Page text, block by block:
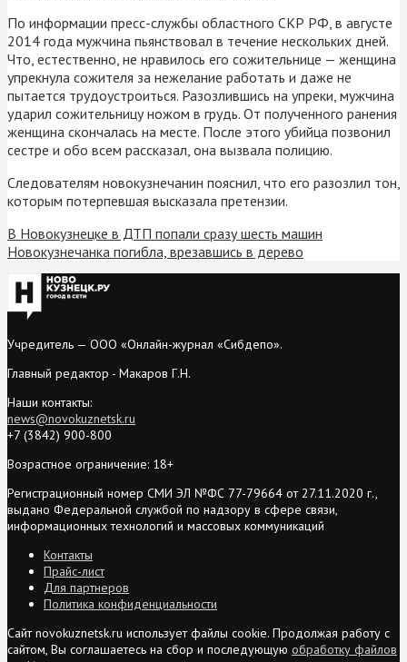
По информации пресс-службы областного СКР РФ, в августе
2014 года мужчина пьянствовал в течение нескольких дней.
Что, естественно, не нравилось его сожительнице — женщина
упрекнула сожителя за нежелание работать и даже не
пытается трудоустроиться. Разозлившись на упреки, мужчина
ударил сожительницу ножом в грудь. От полученного ранения
женщина скончалась на месте. После этого убийца позвонил
сестре и обо всем рассказал, она вызвала полицию.
Следователям новокузнечанин пояснил, что его разозлил тон,
которым потерпевшая высказала претензии.
В Новокузнецке в ДТП попали сразу шесть машин
Новокузнечанка погибла, врезавшись в дерево
Учредитель — ООО «Онлайн-журнал «Сибдепо».
Главный редактор - Макаров Г.Н.
Наши контакты:
news@novokuznetsk.ru
+7 (3842) 900-800
Возрастное ограничение: 18+
Регистрационный номер СМИ ЭЛ №ФС 77-79664 от 27.11.2020 г.,
выдано Федеральной службой по надзору в сфере связи,
информационных технологий и массовых коммуникаций
Контакты
Прайс-лист
Для партнеров
Политика конфиденциальности
Сайт novokuznetsk.ru использует файлы cookie. Продолжая работу с
сайтом, Вы соглашаетесь на сбор и последующую обработку файлов